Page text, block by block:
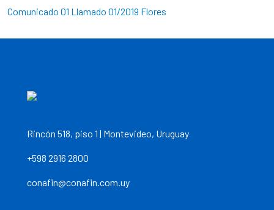
Comunicado 01 Llamado 01/2019 Flores
Rincón 518, piso 1 | Montevideo, Uruguay
+598 2916 2800
conafin@conafin.com.uy